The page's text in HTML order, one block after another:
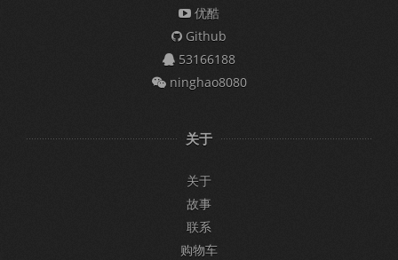
优酷
Github
53166188
ninghao8080
关于
关于
故事
联系
购物车